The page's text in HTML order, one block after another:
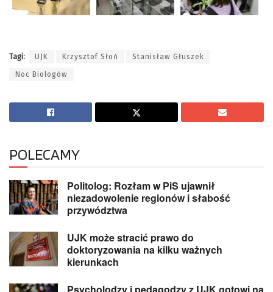
Tagi: UJK Krzysztof Słoń Stanisław Głuszek
Noc Biologów
POLECAMY
Politolog: Rozłam w PiS ujawnił
niezadowolenie regionów i słabość
przywództwa
UJK może stracić prawo do
doktoryzowania na kilku ważnych
kierunkach
Psycholodzy i pedagodzy z UJK gotowi na